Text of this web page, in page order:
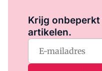
Krijg
artikelen.